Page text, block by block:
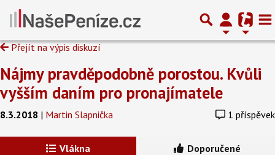
Přejít na výpis diskuzí
Nájmy pravděpodobně porostou. Kvůli
vyšším daním pro pronajímatele
8.3.2018 | Martin Slapnička 1 příspěvek
Vlákna Doporučené